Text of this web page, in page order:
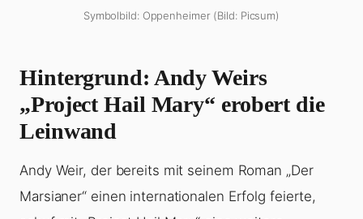
Symbolbild: Oppenheimer (Bild: Picsum)
Hintergrund: Andy Weirs
„Project Hail Mary“ erobert die
Leinwand
Andy Weir, der bereits mit seinem Roman „Der
Marsianer“ einen internationalen Erfolg feierte,